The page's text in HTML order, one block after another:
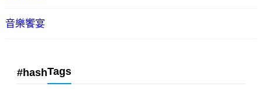
音樂饗宴
#hashTags